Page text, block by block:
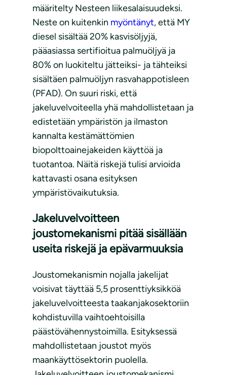
määritelty Nesteen liikesalaisuudeksi.
Neste on kuitenkin myöntänyt, että MY
diesel sisältää 20% kasvisöljyjä,
pääasiassa sertifioitua palmuöljyä ja
80% on luokiteltu jätteiksi- ja tähteiksi
sisältäen palmuöljyn rasvahappotisleen
(PFAD). On suuri riski, että
jakeluvelvoiteella yhä mahdollistetaan ja
edistetään ympäristön ja ilmaston
kannalta kestämättömien
biopolttoainejakeiden käyttöä ja
tuotantoa. Näitä riskejä tulisi arvioida
kattavasti osana esityksen
ympäristövaikutuksia.
Jakeluvelvoitteen
joustomekanismi pitää sisällään
useita riskejä ja epävarmuuksia
Joustomekanismin nojalla jakelijat
voisivat täyttää 5,5 prosenttiyksikköä
jakeluvelvoitteesta taakanjakosektoriin
kohdistuvilla vaihtoehtoisilla
päästövähennystoimilla. Esityksessä
mahdollistetaan joustot myös
maankäyttösektorin puolella.